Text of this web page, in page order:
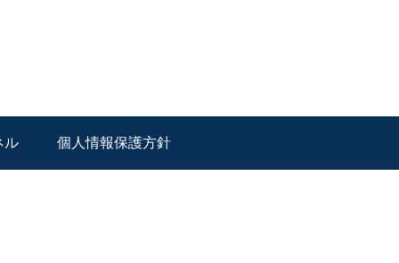
ル 個人情報保護方針